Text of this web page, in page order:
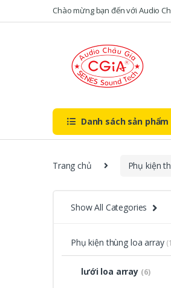
Skip to navigation
Skip to contentChào mừng bạn đến với Audio
Danh sách sản phẩm
Trang chủ Phụ kiện
Show All Categories
Phụ kiện thùng loa array
lưới loa array (6)